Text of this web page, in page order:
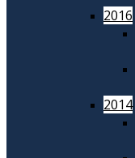
2016
2014